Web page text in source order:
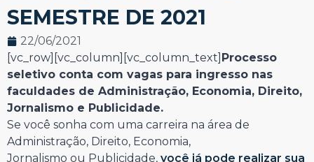
SEMESTRE DE 2021
22/06/2021
[vc_row][vc_column][vc_column_text] Processo
seletivo conta com vagas para ingresso nas
faculdades de Administração, Economia, Direito,
Jornalismo e Publicidade.
Se você sonha com uma carreira na área de
Administração, Direito, Economia,
Jornalismo ou Publicidade, você já pode realizar sua